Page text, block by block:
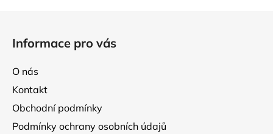
Informace pro vás
O nás
Kontakt
Obchodní podmínky
Podmínky ochrany osobních údajů